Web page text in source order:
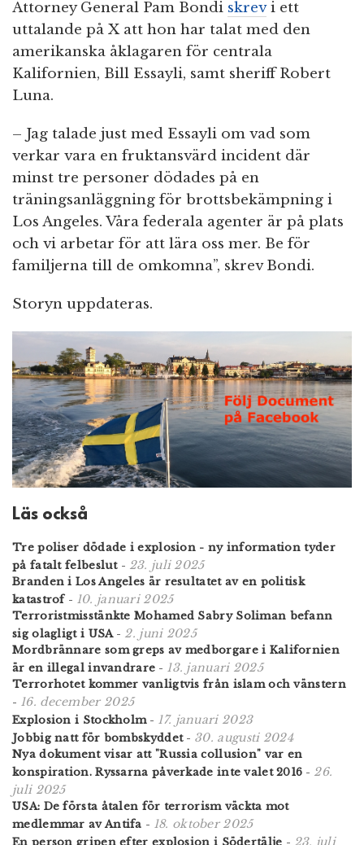
Attorney General Pam Bondi skrevi ett
uttalande på X att hon har talat med den
amerikanska åklagaren för centrala
Kalifornien, Bill Essayli, samt sheriff Robert
Luna.
– Jag talade just med Essayli om vad som
verkar vara en fruktansvärd incident där
minst tre personer dödades på en
träningsanläggning för brottsbekämpning i
Los Angeles. Våra federala agenter är på plats
och vi arbetar för att lära oss mer. Be för
familjerna till de omkomna”, skrev Bondi.
Storyn uppdateras.
Läs också
Tre poliser dödade i explosion - ny information tyder
på fatalt felbeslut- 23. juli 2025
Branden i Los Angeles är resultatet av en politisk
katastrof- 10. januari 2025
Terroristmisstänkte Mohamed Sabry Soliman befann
sig olagligt i USA- 2. juni 2025
Mordbrännare som greps av medborgare i Kalifornien
är en illegal invandrare - 13. januari 2025
Terrorhotet kommer vanligtvis från islam och vänstern
- 16. december 2025
Explosion i Stockholm- 17. januari 2023
Jobbig natt för bombskyddet- 30. augusti 2024
Nya dokument visar att "Russia collusion" var en
konspiration. Ryssarna påverkade inte valet 2016 - 26.
juli 2025
USA: De första åtalen för terrorism väckta mot
medlemmar av Antifa - 18. oktober 2025
- 23. juli